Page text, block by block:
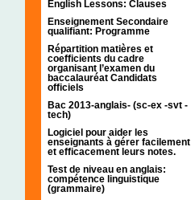
English Lessons: Clauses
Enseignement Secondaire
qualifiant: Programme
Répartition matières et
coefficients du cadre
organisant l’examen du
baccalauréat Candidats
officiels
Bac 2013-anglais- (sc-ex -svt -
tech)
Logiciel pour aider les
enseignants à gérer facilement
et efficacement leurs notes.
Test de niveau en anglais:
compétence linguistique
(grammaire)